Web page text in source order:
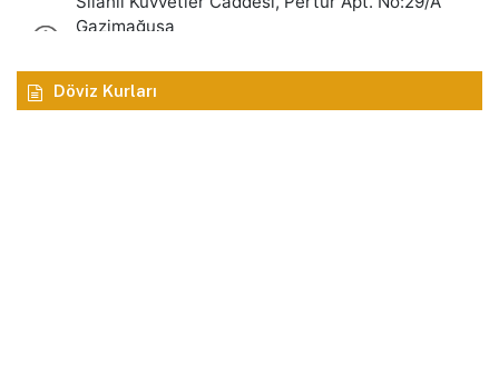
Döviz Kurları